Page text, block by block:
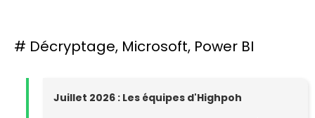
# Décryptage, Microsoft, Power BI
Juillet 2026 : Les équipes d'Highpoh